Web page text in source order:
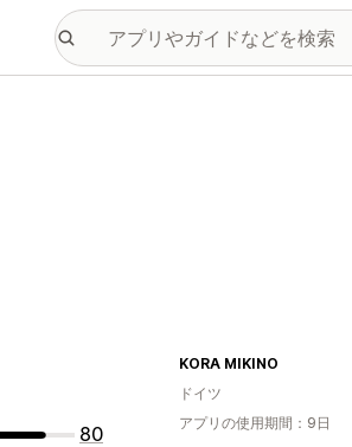
80
KORA MIKINO
ドイツ
アプリの使用期間：9日